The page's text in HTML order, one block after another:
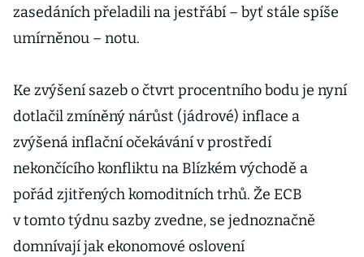
zasedáních přeladili na jestřábí – byť stále spíše
umírněnou – notu.
Ke zvýšení sazeb o čtvrt procentního bodu je nyní
dotlačil zmíněný nárůst (jádrové) inflace a
zvýšená inflační očekávání v prostředí
nekončícího konfliktu na Blízkém východě a
pořád zjitřených komoditních trhů. Že ECB
v tomto týdnu sazby zvedne, se jednoznačně
domnívají jak ekonomové oslovení